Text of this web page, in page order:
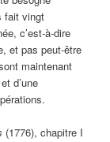
fait vingt
c’est-à-dire
et pas peut-être
maintenant
d’une
(1776), chapitre I